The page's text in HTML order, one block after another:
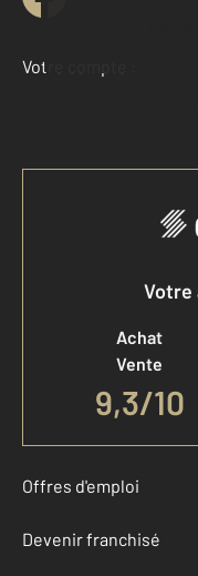
Votre compte :
Votre
Achat
Vente
9,3/10
Offres d'emploi
Devenir franchisé